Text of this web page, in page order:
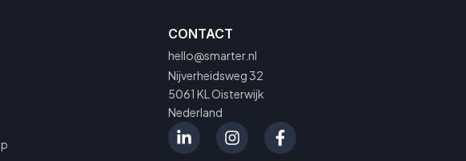
CONTACT
hello@smarter.nl
Nijverheidsweg 32
5061 KL Oisterwijk
Nederland